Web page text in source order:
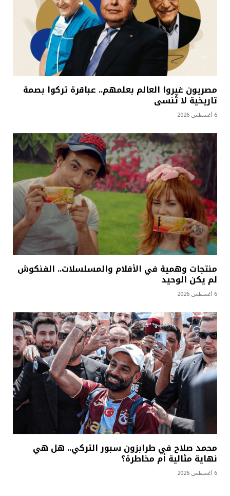
مصريون غيروا العالم بعلمهم.. عباقرة تركوا بصمة
تاريخية لا تُنسى
6 أغسطس 2026
منتجات وهمية في الأفلام والمسلسلات.. الفنكوش
لم يكن الوحيد
6 أغسطس 2026
محمد صلاح في طرابزون سبور التركي.. هل هي
نهاية مثالية أم مخاطرة؟
6 أغسطس 2026